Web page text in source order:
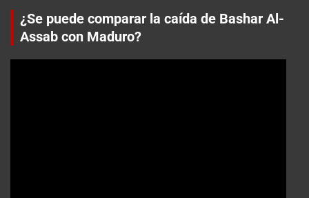
¿Se puede comparar la caída de Bashar Al-
Assab con Maduro?